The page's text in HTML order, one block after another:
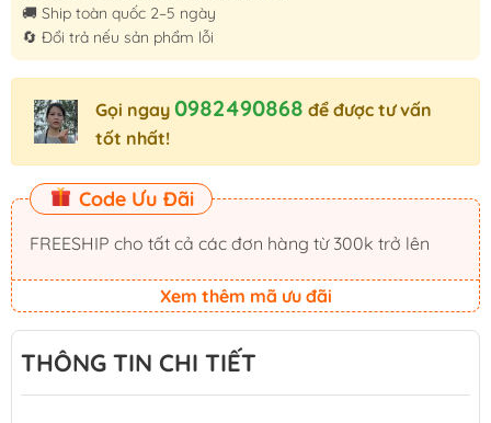
🚚 Ship toàn quốc 2–5 ngày
🔄 Đổi trả nếu sản phẩm lỗi
Gọi ngay 0982490868 để được tư vấn
tốt nhất!
Code Ưu Đãi
FREESHIP cho tất cả các đơn hàng từ 300k trở lên
Xem thêm mã ưu đãi
THÔNG TIN CHI TIẾT